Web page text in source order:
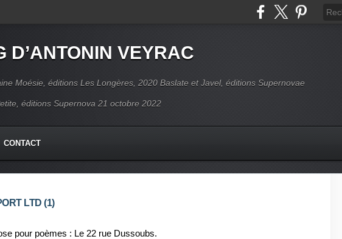
D’ANTONIN VEYRAC
Moésie, éditions Les Longères, 2020 Baslate et Javel, éditions Supernovae
éditions Supernova 21 octobre 2022
CONTACT
LTD (1)
pour poèmes : Le 22 rue Dussoubs.